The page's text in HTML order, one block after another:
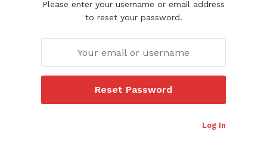
Please enter your username or email address
to reset your password.
Log In